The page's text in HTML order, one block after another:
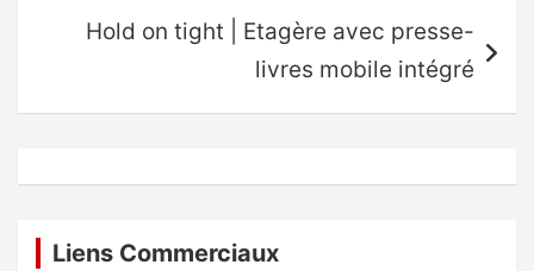
Hold on tight | Etagère avec presse-
livres mobile intégré
Liens Commerciaux